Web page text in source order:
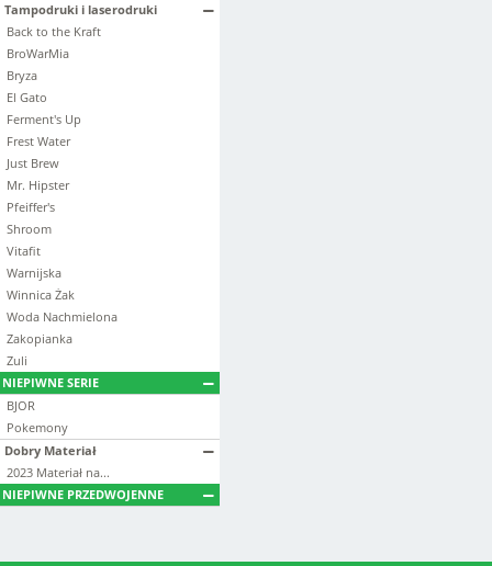
Tampodruki i laserodruki
Back to the Kraft
BroWarMia
Bryza
El Gato
Ferment's Up
Frest Water
Just Brew
Mr. Hipster
Pfeiffer's
Shroom
Vitafit
Warnijska
Winnica Żak
Woda Nachmielona
Zakopianka
Zuli
NIEPIWNE SERIE
BJOR
Pokemony
Dobry Materiał
2023 Materiał na...
NIEPIWNE PRZEDWOJENNE